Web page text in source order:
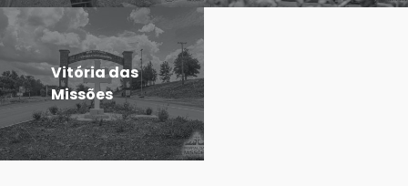
Vitória das
Missões